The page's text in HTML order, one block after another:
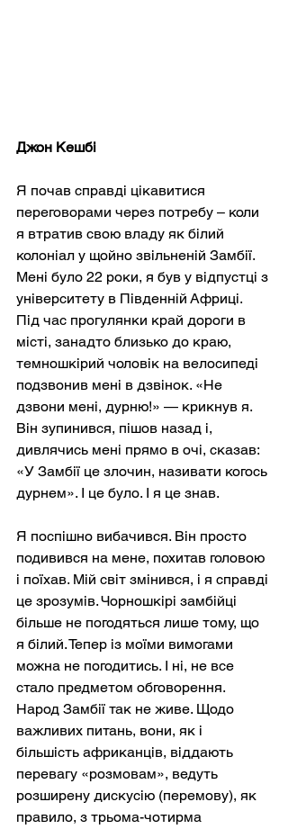
Джон Кешбі
Я почав справді цікавитися
переговорами через потребу – коли
я втратив свою владу як білий
колоніал у щойно звільненій Замбії.
Мені було 22 роки, я був у відпустці з
університету в Південній Африці.
Під час прогулянки край дороги в
місті, занадто близько до краю,
темношкірий чоловік на велосипеді
подзвонив мені в дзвінок. «Не
дзвони мені, дурню!» — крикнув я.
Він зупинився, пішов назад і,
дивлячись мені прямо в очі, сказав:
«У Замбії це злочин, називати когось
дурнем». І це було. І я це знав.
Я поспішно вибачився. Він просто
подивився на мене, похитав головою
і поїхав. Мій світ змінився, і я справді
це зрозумів. Чорношкірі замбійці
більше не погодяться лише тому, що
я білий. Тепер із моїми вимогами
можна не погодитись. І ні, не все
стало предметом обговорення.
Народ Замбії так не живе. Щодо
важливих питань, вони, як і
більшість африканців, віддають
перевагу «розмовам», ведуть
розширену дискусію (перемову), як
правило, з трьома-чотирма